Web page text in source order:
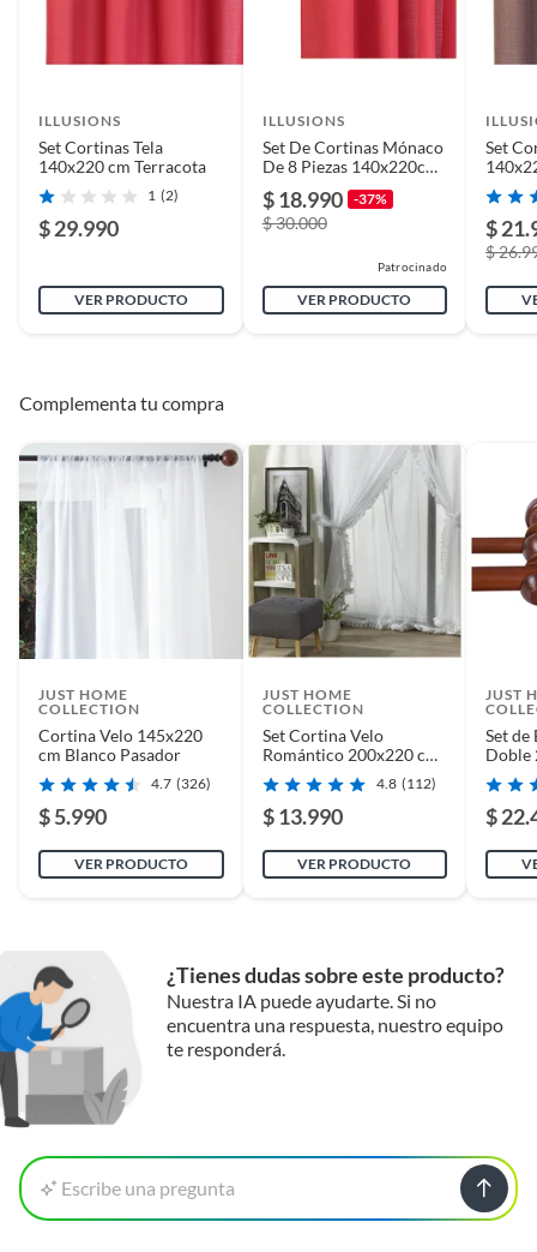
ILLUSIONS
Set Cortinas Tela
140x220 cm Terracota
1 (2)
$ 29.990
VER PRODUCTO
ILLUSIONS
Set De Cortinas Mónaco
De 8 Piezas 140x220cm
Marca Idetex Terracota
$ 18.990 -37%
$ 30.000
Patrocinado
VER PRODUCTO
Set
Café
$
$
Complementa tu compra
JUST HOME
COLLECTION
Cortina Velo 145x220
cm Blanco Pasador
4.7 (326)
$ 5.990
VER PRODUCTO
JUST HOME
COLLECTION
Set Cortina Velo
Romántico 200x220 cm
Blanco 3 Paños Pasador
4.8 (112)
$ 13.990
VER PRODUCTO
JUST
Set
Doble
$
¿Tienes dudas sobre este producto?
Nuestra IA puede ayudarte. Si no
encuentra una respuesta, nuestro equipo
te responderá.
Escribe una pregunta